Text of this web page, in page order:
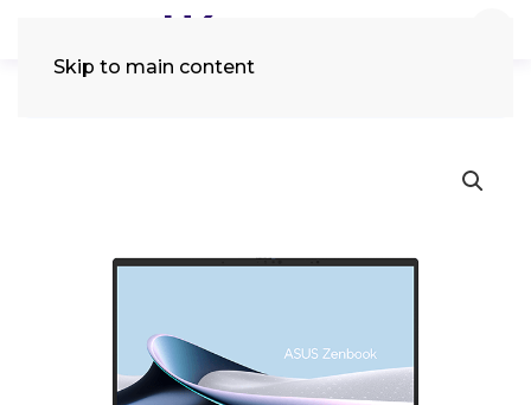
Skip to main content